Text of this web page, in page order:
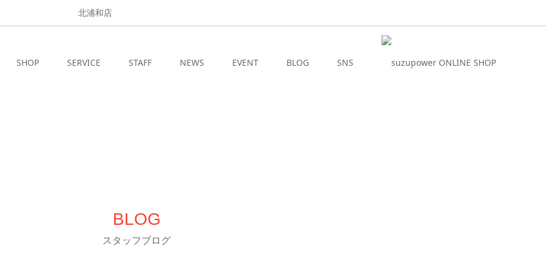
北浦和店
SHOP SERVICE STAFF NEWS EVENT BLOG SNS
BLOG
スタッフブログ